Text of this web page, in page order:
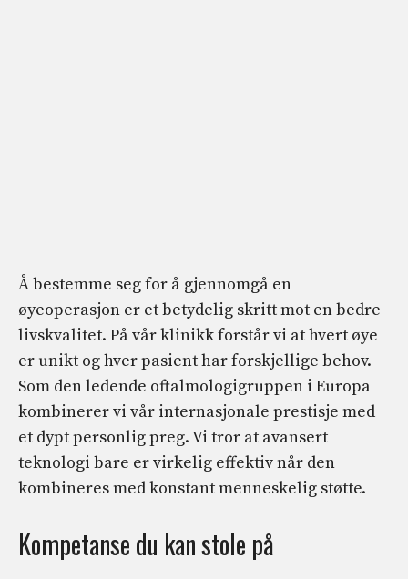
Å bestemme seg for å gjennomgå en
øyeoperasjon er et betydelig skritt mot en bedre
livskvalitet. På vår klinikk forstår vi at hvert øye
er unikt og hver pasient har forskjellige behov.
Som den ledende oftalmologigruppen i Europa
kombinerer vi vår internasjonale prestisje med
et dypt personlig preg. Vi tror at avansert
teknologi bare er virkelig effektiv når den
kombineres med konstant menneskelig støtte.
Kompetanse du kan stole på